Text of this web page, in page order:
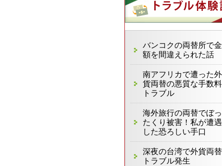
バンコクの両替所で金
額を間違えられた話
南アフリカで遭った外
貨両替の悪質な手数料
トラブル
海外旅行の両替でぼっ
たくり被害！私が遭遇
した恐ろしい手口
深夜の台湾で外貨両替
トラブル発生